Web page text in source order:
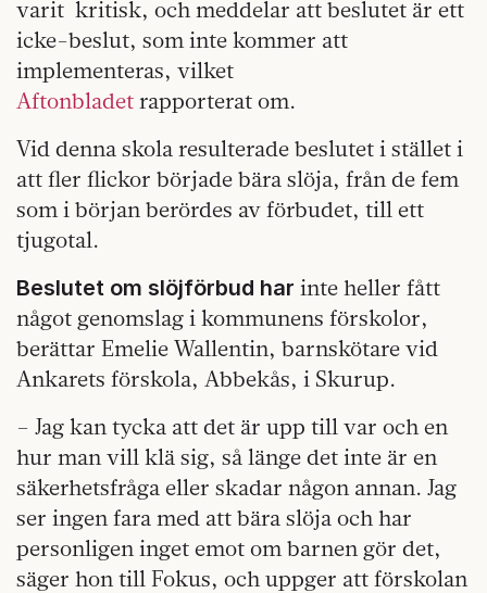
varit kritisk, och meddelar att beslutet är ett
icke-beslut, som inte kommer att
implementeras, vilket
Aftonbladet rapporterat om.
Vid denna skola resulterade beslutet i stället i
att fler flickor började bära slöja, från de fem
som i början berördes av förbudet, till ett
tjugotal.
Beslutet om slöjförbud har inte heller fått
något genomslag i kommunens förskolor,
berättar Emelie Wallentin, barnskötare vid
Ankarets förskola, Abbekås, i Skurup.
– Jag kan tycka att det är upp till var och en
hur man vill klä sig, så länge det inte är en
säkerhetsfråga eller skadar någon annan. Jag
ser ingen fara med att bära slöja och har
personligen inget emot om barnen gör det,
säger hon till Fokus, och uppger att förskolan